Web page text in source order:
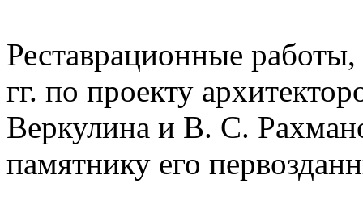
Реставрационные
гг. по проекту
Веркулина и В. С.
памятнику его